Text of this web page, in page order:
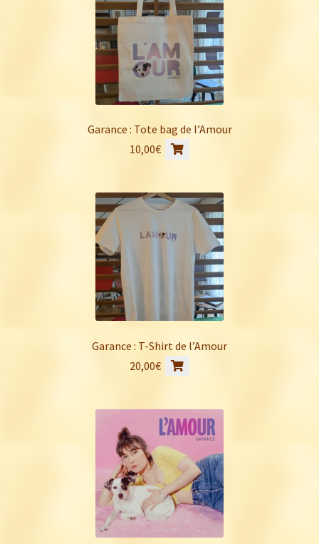
Garance : Tote bag de l’Amour
10,00€
Garance : T-Shirt de l’Amour
20,00€
plusieurs
variations.
options
peuvent
être
choisies